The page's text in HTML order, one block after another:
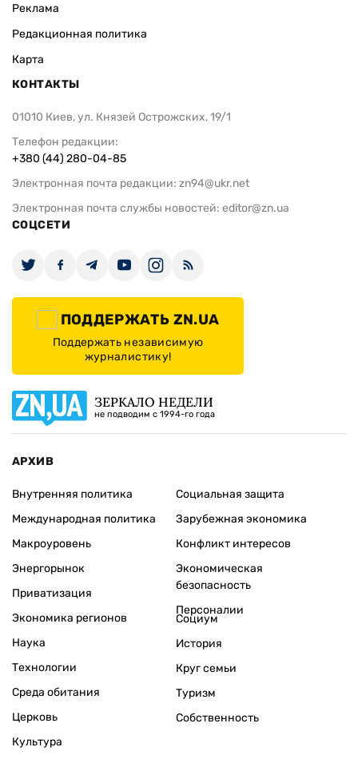
Реклама
Редакционная политика
Карта
КОНТАКТЫ
01010 Киев, ул. Князей Острожских, 19/1
Телефон редакции:
+380 (44) 280-04-85
Электронная почта редакции: zn94@ukr.net
Электронная почта службы новостей: editor@zn.ua
СОЦСЕТИ
ПОДДЕРЖАТЬ ZN.UA
Поддержать независимую
журналистику!
ЗЕРКАЛО НЕДЕЛИ
не подводим с 1994-го года
АРХИВ
Внутренняя политика
Международная политика
Макроуровень
Энергорынок
Приватизация
Экономика регионов
Социальная защита
Зарубежная экономика
Конфликт интересов
Экономическая
безопасность
Персоналии
Наука
Технологии
Среда обитания
Церковь
Культура
Социум
История
Круг семьи
Туризм
Собственность